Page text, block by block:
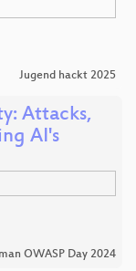
Jugend hackt 2025
Attacks,
AI's
OWASP Day 2024